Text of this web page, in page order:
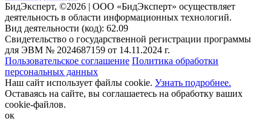
БидЭксперт, ©2026 | ООО «БидЭксперт» осуществляет
деятельность в области информационных технологий.
Вид деятельности (код): 62.09
Свидетельство о государственной регистрации программы
для ЭВМ № 2024687159 от 14.11.2024 г.
Пользовательское соглашение Политика обработки
персональных данных
Наш сайт использует файлы cookie. Узнать подробнее.
Оставаясь на сайте, вы соглашаетесь на обработку ваших
cookie-файлов.
ок